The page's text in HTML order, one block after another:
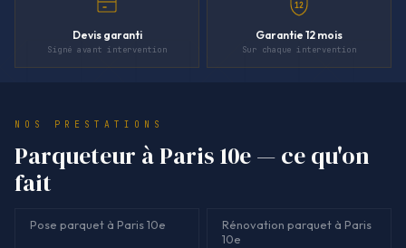
Devis garanti
Signé avant intervention
12
Garantie 12 mois
Sur chaque intervention
NOS PRESTATIONS
Parqueteur à Paris 10e — ce qu'on
fait
Pose parquet à Paris 10e
Rénovation parquet à Paris
10e